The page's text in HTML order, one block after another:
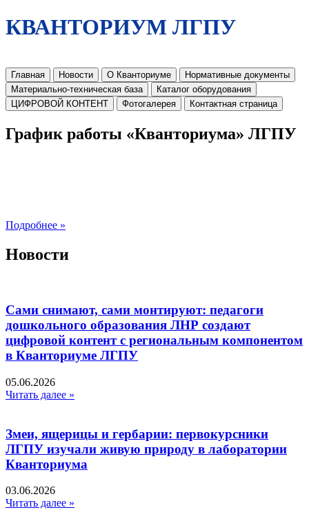
КВАНТОРИУМ ЛГПУ
Главная Новости О Кванториуме
Нормативные документы
Материально-техническая база
Каталог оборудования
ЦИФРОВОЙ КОНТЕНТ
Фотогалерея Контактная страница
График работы «Кванториума» ЛГПУ
Подробнее »
Новости
Сами снимают, сами монтируют: педагоги
дошкольного образования ЛНР создают
цифровой контент с региональным компонентом
в Кванториуме ЛГПУ​
05.06.2026
Читать далее »
Змеи, ящерицы и гербарии: первокурсники
ЛГПУ изучали живую природу в лаборатории
Кванториума
03.06.2026
Читать далее »